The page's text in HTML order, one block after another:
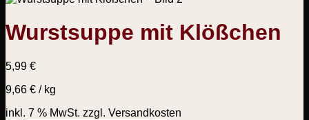
Wurstsuppe mit Klößchen
5,99 €
9,66 € / kg
inkl. 7 % MwSt. zzgl. Versandkosten